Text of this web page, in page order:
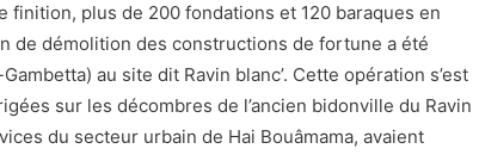
finition, plus de 200 fondations et 120 baraques en
de démolition des constructions de fortune a été
au site dit Ravin blanc’. Cette opération s’est
sur les décombres de l’ancien bidonville du Ravin
du secteur urbain de Hai Bouâmama, avaient